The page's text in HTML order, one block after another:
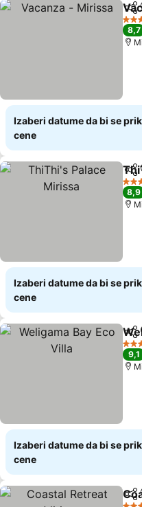
Deli
3
8,7
Izaberi datume da bi se
cene
Deli
3
8,9
Izaberi datume da bi se
cene
Deli
3
9,1
Izaberi datume da bi se
cene
Deli